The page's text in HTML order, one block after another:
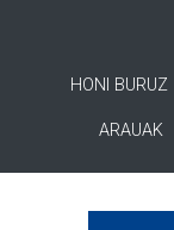
HONI BURUZ
ARAUAK